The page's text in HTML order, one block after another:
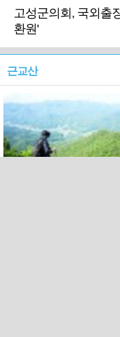
고성군의회, 국외출
환원'
근교산